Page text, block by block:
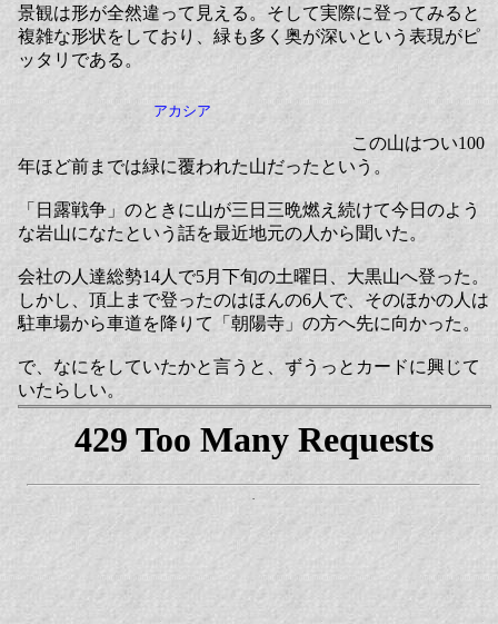
景観は形が全然違って見える。そして実際に登ってみると
複雑な形状をしており、緑も多く奥が深いという表現がピ
ッタリである。
アカシア
この山はつい100
年ほど前までは緑に覆われた山だったという。
「日露戦争」のときに山が三日三晩燃え続けて今日のよう
な岩山になたという話を最近地元の人から聞いた。
会社の人達総勢14人で5月下旬の土曜日、大黒山へ登った。
しかし、頂上まで登ったのはほんの6人で、そのほかの人は
駐車場から車道を降りて「朝陽寺」の方へ先に向かった。
で、なにをしていたかと言うと、ずうっとカードに興じて
いたらしい。